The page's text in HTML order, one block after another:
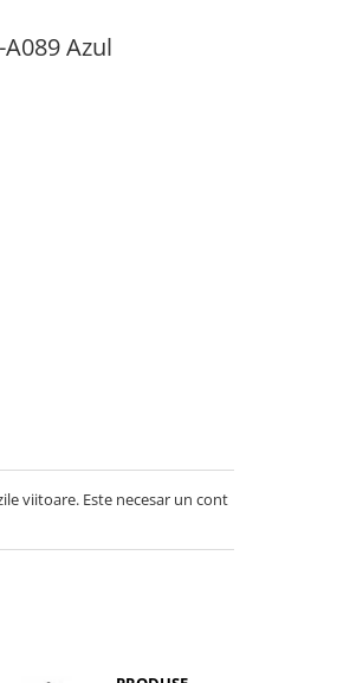
Azul
viitoare. Este necesar un cont